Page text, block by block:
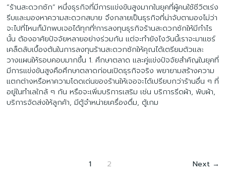
“ร้านสะดวกซัก” หนึ่งธุรกิจที่มีการแข่งขันสูงมากในยุคที่ผู้คนใช้ชีวิตเร่ง
รีบและมองหาความสะดวกสบาย จึงกลายเป็นธุรกิจที่น่าจับตามองไม่ว่า
จะไปที่ไหนก็มักพบเจอได้ทุกที่!การลงทุนธุรกิจร้านสะดวกซักให้มีกำไร
นั้น ต้องอาศัยปัจจัยหลายอย่างร่วมกัน แต่จะทำยังไงวันนี้เราจะมาแชร์
เคล็ดลับเบื้องต้นในการลงทุนร้านสะดวกซักให้คุณได้เตรียมตัวและ
วางแผนให้รอบคอบมากขึ้น 1. ศึกษาตลาด และคู่แข่งปัจจัยสำคัญในยุคที่
มีการแข่งขันสูงคือศึกษาตลาดก่อนเปิดธุรกิจจริง พยายามสร้างความ
แตกต่างหรือหาความโดดเด่นของร้านให้เจอจะได้เปรียบกว่าร้านอื่น ๆ ที่
อยู่ในทำเลใกล้ ๆ กัน หรือจะเพิ่มบริการเสริม เช่น บริการรีดผ้า, พับผ้า,
บริการจัดส่งให้ลูกค้า, มีตู้จำหน่ายเครื่องดื่ม, ตู้เกม
1 2 Next →